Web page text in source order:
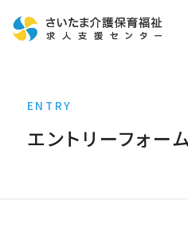
求人検索
就職・転職支援
無料
ENTRY
エントリーフォー